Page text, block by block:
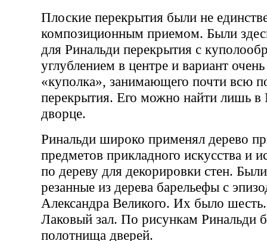
Плоские перекрытия были не
композиционным приемом. Были
для Ринальди перекрытия с
углублением в центре и вариант
«куполка», занимающего почти всю
перекрытия. Его можно найти лишь
дворце.
Ринальди широко применял дерево
предметов прикладного искусства и
по дереву для декорировки стен.
резанные из дерева барельефы с
Александра Великого. Их было
Лаковый зал. По рисункам Ринальди
полотнища дверей.